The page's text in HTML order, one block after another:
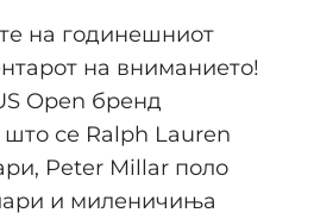
на годинешниот
на вниманието!
Open бренд
што се Ralph Lauren
Peter Millar поло
и миленичиња